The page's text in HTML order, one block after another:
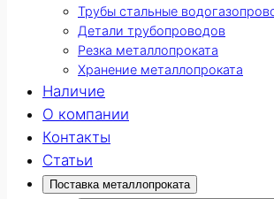
Трубы стальные
Детали трубопроводов
Резка металлопроката
Хранение металлопроката
Наличие
О компании
Контакты
Статьи
Поставка металлопроката